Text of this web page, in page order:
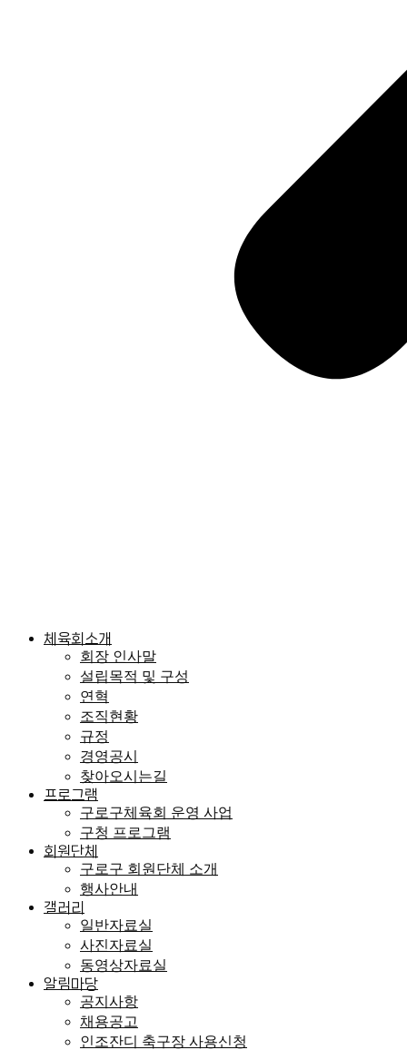
체육회소개
회장 인사말
설립목적 및 구성
연혁
조직현황
규정
경영공시
찾아오시는길
프로그램
구로구체육회 운영 사업
구청 프로그램
회원단체
구로구 회원단체 소개
행사안내
갤러리
일반자료실
사진자료실
동영상자료실
알림마당
공지사항
채용공고
인조잔디 축구장 사용신청